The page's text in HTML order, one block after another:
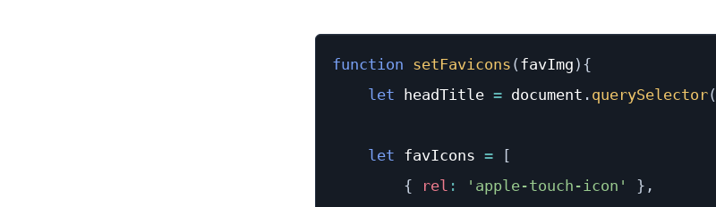
function setFavicons ( favImg ) {
let headTitle = document . querySelector(
let favIcons =
[
{
rel : 'apple-touch-icon' } ,